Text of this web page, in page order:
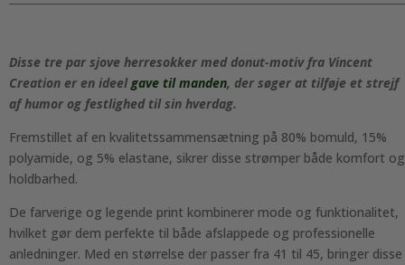
Disse tre par sjove herresokker med donut-motiv fra Vincent
Creation er en ideelgave til manden, der søger at tilføje et strejf
af humor og festlighed til sin hverdag.
Fremstillet af en kvalitetssammensætning på 80% bomuld, 15%
polyamide, og 5% elastane, sikrer disse strømper både komfort og
holdbarhed.
De farverige og legende print kombinerer mode og funktionalitet,
hvilket gør dem perfekte til både afslappede og professionelle
anledninger. Med en størrelse der passer fra 41 til 45, bringer disse